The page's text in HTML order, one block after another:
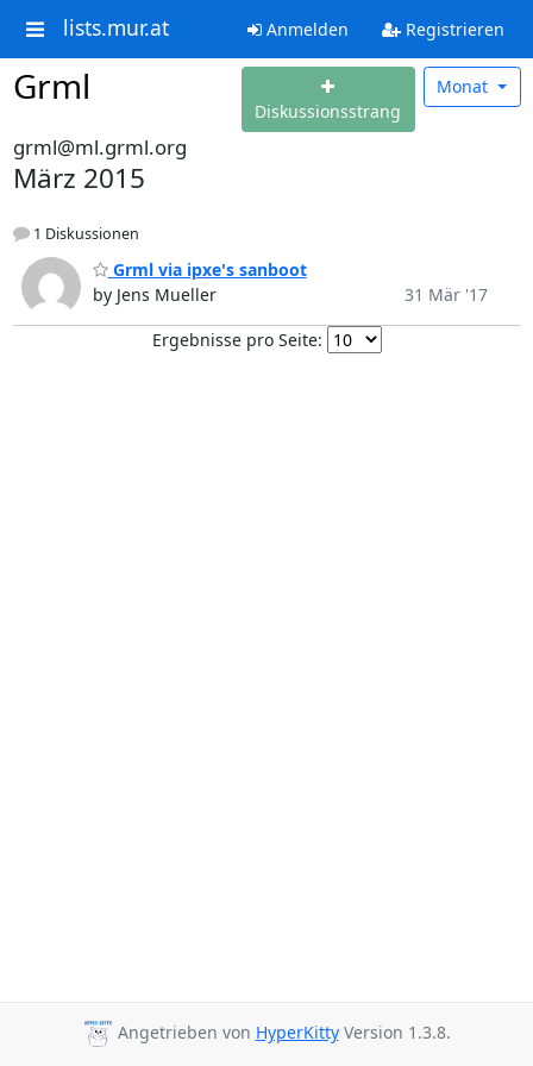
lists.mur.at Anmelden Registrieren
Grml
Diskussionsstrang
Monat
grml@ml.grml.org
März 2015
1 Diskussionen
Grml via ipxe's sanboot
by Jens Mueller
31 Mär '17
Ergebnisse pro Seite:
Angetrieben von HyperKittyVersion 1.3.8.